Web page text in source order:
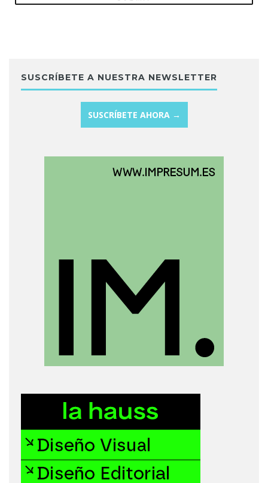
SUSCRÍBETE A NUESTRA NEWSLETTER
SUSCRÍBETE AHORA →